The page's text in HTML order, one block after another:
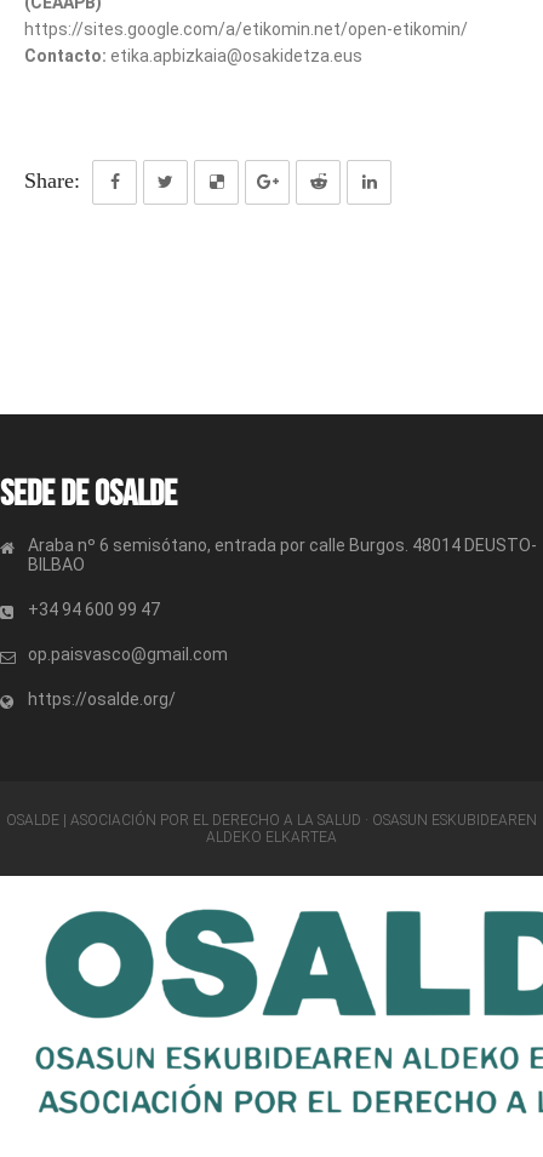
https://sites.google.com/a/etikomin.net/open-etikomin/
Contacto: etika.apbizkaia@osakidetza.eus
Share:
Sede de OSALDE
Araba nº 6 semisótano, entrada por calle Burgos. 48014 DEUSTO-
BILBAO
+34 94 600 99 47
op.paisvasco@gmail.com
https://osalde.org/
OSALDE | ASOCIACIÓN POR EL DERECHO A LA SALUD · OSASUN ESKUBIDEAREN
ALDEKO ELKARTEA